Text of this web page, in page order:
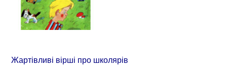
Жартівливі вірші про школярів